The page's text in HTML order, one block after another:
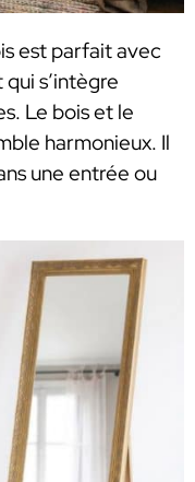
est parfait avec
s’intègre
Le bois et le
harmonieux. Il
une entrée ou